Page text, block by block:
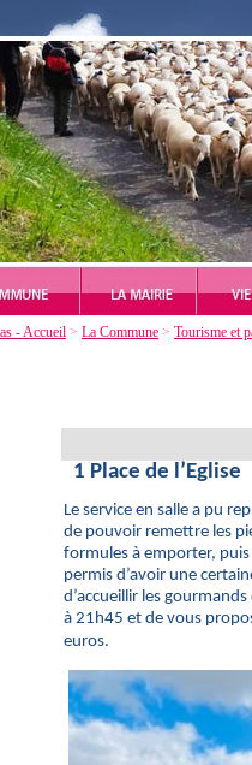
- Accueil > La Commune > Tourisme et
1 Place de l’Eglise
Le service en salle a pu
de pouvoir remettre les
formules à emporter, puis
permis d’avoir une
d’accueillir les
à 21h45 et de vous
euros.